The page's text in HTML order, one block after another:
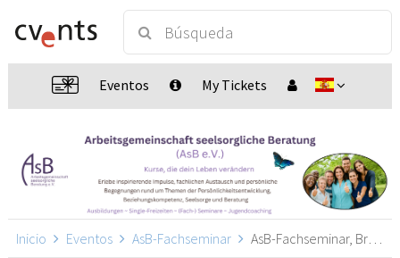
Eventos My Tickets
Inicio Eventos AsB-Fachseminar AsB-Fachseminar, Braunfels